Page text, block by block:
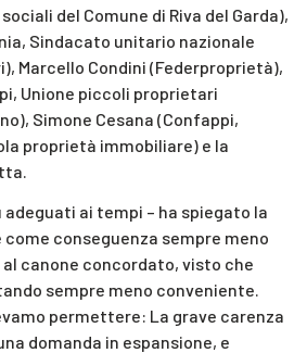
del Comune di Riva del Garda),
Sindacato unitario nazionale
Marcello Condini (Federproprietà),
Unione piccoli proprietari
Simone Cesana (Confappi,
proprietà immobiliare) e la
adeguati ai tempi – ha spiegato la
conseguenza sempre meno
canone concordato, visto che
sempre meno conveniente.
permettere: La grave carenza
domanda in espansione, e